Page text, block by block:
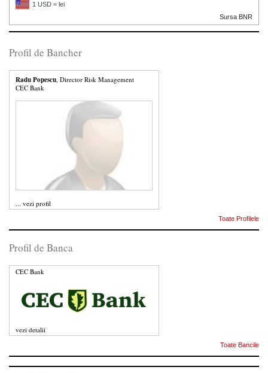
1 USD = lei
Sursa BNR
Profil de Bancher
Radu Popescu, Director Risk Management
CEC Bank
... vezi profil
Toate Profilele
Profil de Banca
CEC Bank
vezi detalii
Toate Bancile